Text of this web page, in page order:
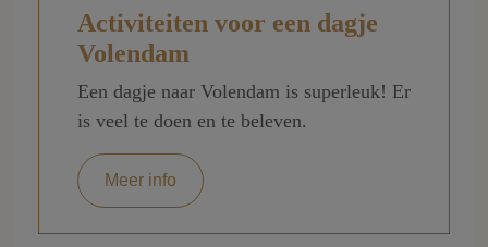
Activiteiten voor een dagje
Volendam
Een dagje naar Volendam is superleuk! Er
is veel te doen en te beleven.
Meer info